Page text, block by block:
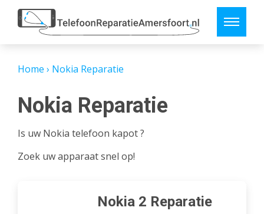
Home › Nokia Reparatie
Nokia Reparatie
Is uw Nokia telefoon kapot ?
Zoek uw apparaat snel op!
Nokia 2 Reparatie